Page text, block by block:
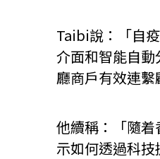
Taibi說：「自
介面和智能自
廳商戶有效連繫
他續稱：「隨
示如何透過科技